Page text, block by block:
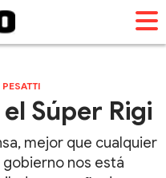
Súper Rigi
mejor que cualquier
nos está